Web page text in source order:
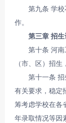
第九条 学
作。
第三章 招
第十条 河
（市、区）招
第十一条
有关要求，稳定
筹考虑学校在各
年录取情况等因